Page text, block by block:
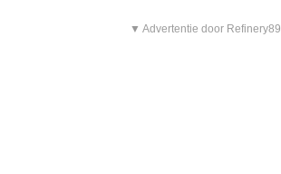
▼ Advertentie door Refinery89